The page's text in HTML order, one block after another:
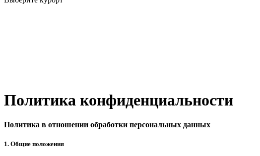
Политика конфиденциальности
Политика в отношении обработки персональных данных
1. Общие положения